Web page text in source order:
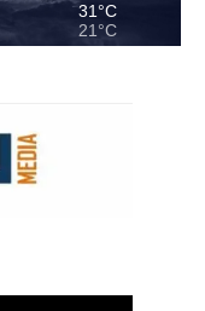
31°C
21°C